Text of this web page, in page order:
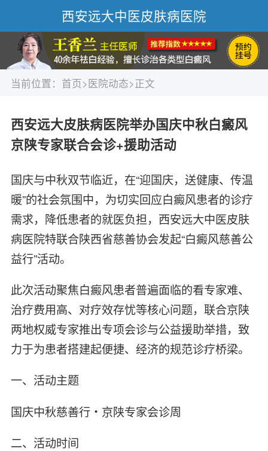
西安远大中医皮肤病医院
当前位置： 首页>医院动态>正文
西安远大皮肤病医院举办国庆中秋白癜风
京陕专家联合会诊+援助活动
国庆与中秋双节临近，在“迎国庆，送健康、传温
暖”的社会氛围中，为切实回应白癜风患者的诊疗
需求，降低患者的就医负担，西安远大中医皮肤
病医院特联合陕西省慈善协会发起“白癜风慈善公
益行”活动。
此次活动聚焦白癜风患者普遍面临的看专家难、
治疗费用高、对疗效存忧等核心问题，联合京陕
两地权威专家推出专项会诊与公益援助举措，致
力于为患者搭建起便捷、经济的规范诊疗桥梁。
一、活动主题
国庆中秋慈善行・京陕专家会诊周
二、活动时间